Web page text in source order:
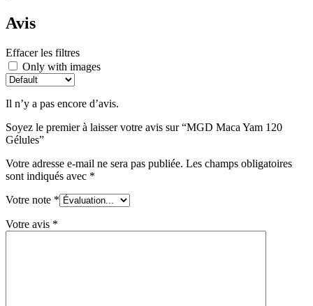
Avis
Effacer les filtres
Only with images
Il n’y a pas encore d’avis.
Soyez le premier à laisser votre avis sur “MGD Maca Yam 120
Gélules”
Votre adresse e-mail ne sera pas publiée. Les champs obligatoires
sont indiqués avec *
Votre note *
Votre avis *